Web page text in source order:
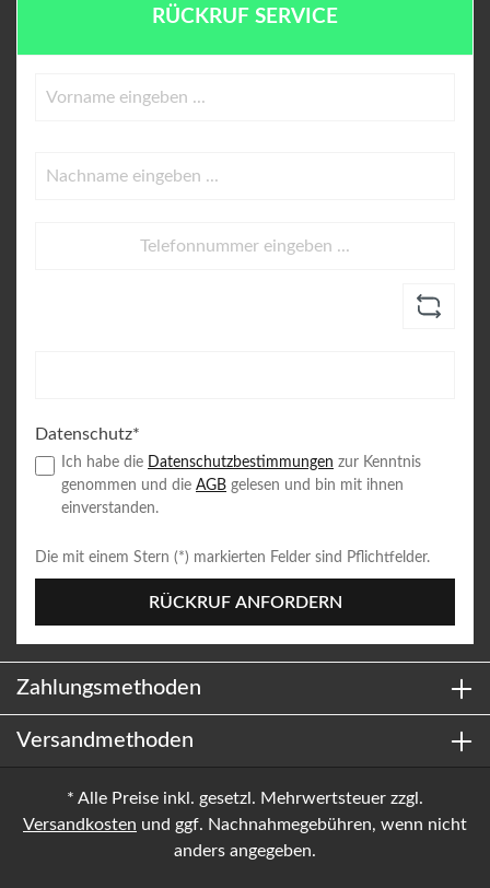
RÜCKRUF SERVICE
Datenschutz*
Ich habe die Datenschutzbestimmungen zur Kenntnis
genommen und die AGB gelesen und bin mit ihnen
einverstanden.
Die mit einem Stern (*) markierten Felder sind Pflichtfelder.
RÜCKRUF ANFORDERN
Zahlungsmethoden
Versandmethoden
* Alle Preise inkl. gesetzl. Mehrwertsteuer zzgl.
Versandkosten und ggf. Nachnahmegebühren, wenn nicht
anders angegeben.